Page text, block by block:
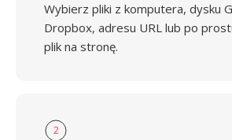
Wybierz pliki z komputera, dysku
Dropbox, adresu URL lub po
plik na stronę.
2